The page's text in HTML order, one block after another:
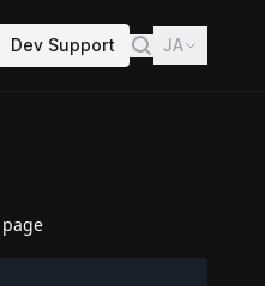
Dev Support JA